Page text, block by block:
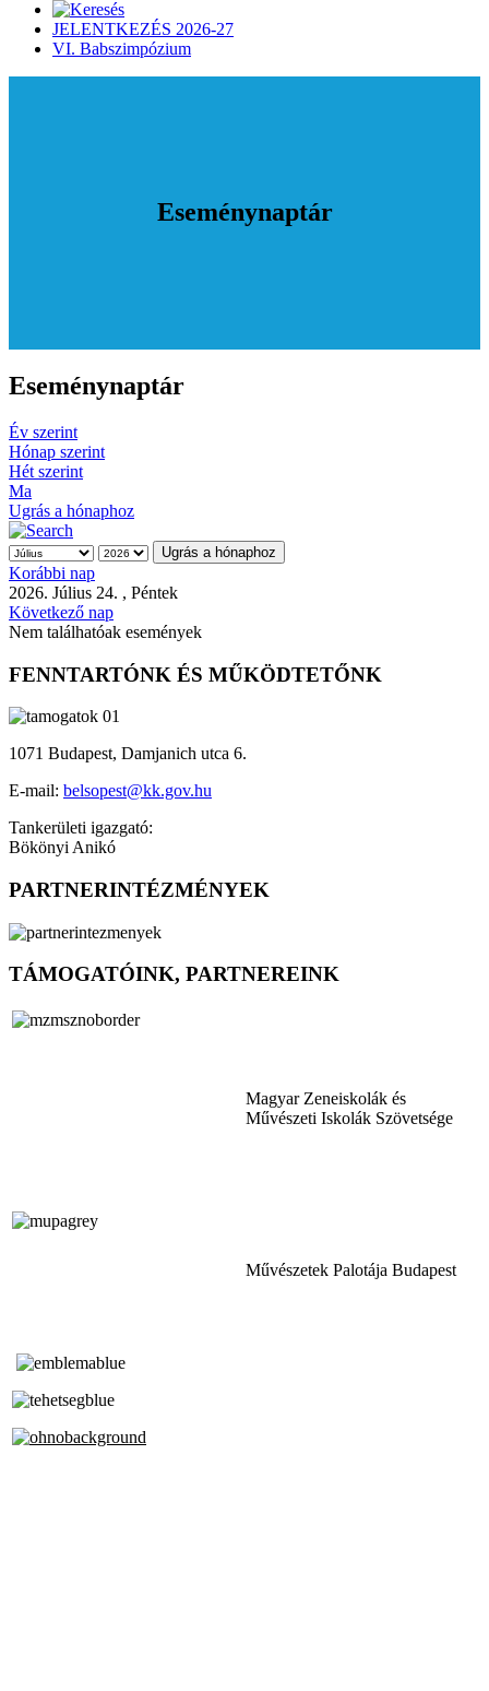
JELENTKEZÉS 2026-27
VI. Babszimpózium
Eseménynaptár
Eseménynaptár
Év szerint
Hónap szerint
Hét szerint
Ma
Ugrás a hónaphoz
Ugrás a hónaphoz
Korábbi nap
2026. Július 24. , Péntek
Következő nap
Nem találhatóak események
FENNTARTÓNK ÉS MŰKÖDTETŐNK
1071 Budapest, Damjanich utca 6.
E-mail: belsopest@kk.gov.hu
Tankerületi igazgató:
Bökönyi Anikó
PARTNERINTÉZMÉNYEK
TÁMOGATÓINK, PARTNEREINK
Magyar Zeneiskolák és
Művészeti Iskolák Szövetsége
Művészetek Palotája Budapest